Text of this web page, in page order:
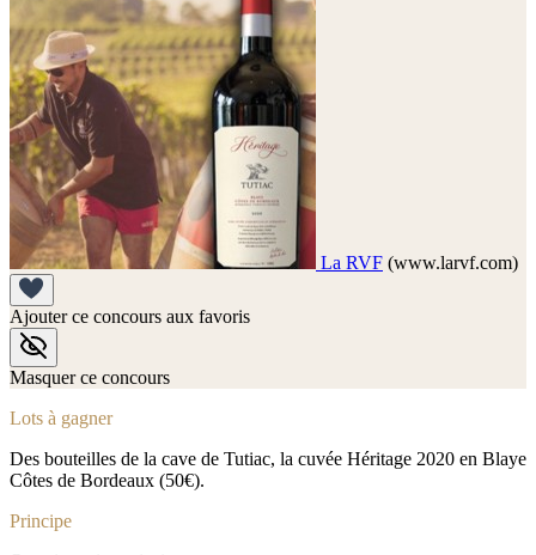
La RVF (www.larvf.com)
Ajouter ce concours aux favoris
Masquer ce concours
Lots à gagner
Des bouteilles de la cave de Tutiac, la cuvée Héritage 2020 en Blaye
Côtes de Bordeaux (50€).
Principe